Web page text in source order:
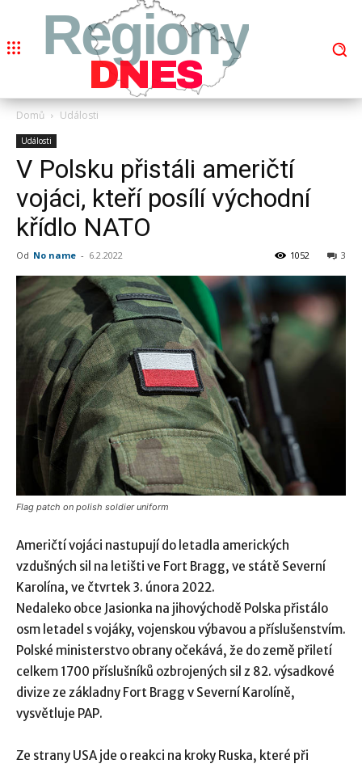
Regiony
DNES
Domů Události
Události
V Polsku přistáli američtí
vojáci, kteří posílí východní
křídlo NATO
Od No name - 6.2.2022 3
1052
Flag patch on polish soldier uniform
Američtí vojáci nastupují do letadla amerických
vzdušných sil na letišti ve Fort Bragg, ve státě Severní
Karolína, ve čtvrtek 3. února 2022.
Nedaleko obce Jasionka na jihovýchodě Polska přistálo
osm letadel s vojáky, vojenskou výbavou a příslušenstvím.
Polské ministerstvo obrany očekává, že do země přiletí
celkem 1700 příslušníků ozbrojených sil z 82. výsadkové
divize ze základny Fort Bragg v Severní Karolíně,
vysvětluje PAP.
Ze strany USA jde o reakci na kroky Ruska, které při